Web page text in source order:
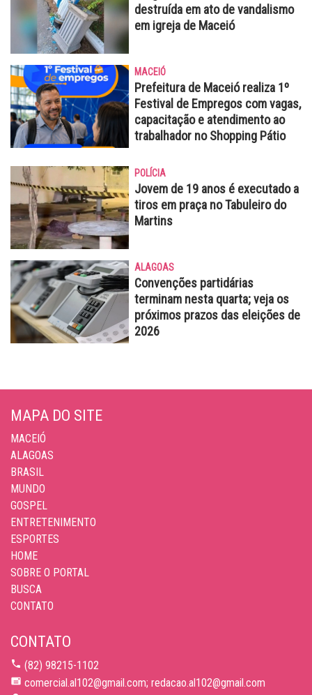
destruída em ato de vandalismo
em igreja de Maceió
MACEIÓ
Prefeitura de Maceió realiza 1º
Festival de Empregos com vagas,
capacitação e atendimento ao
trabalhador no Shopping Pátio
POLÍCIA
Jovem de 19 anos é executado a
tiros em praça no Tabuleiro do
Martins
ALAGOAS
Convenções partidárias
terminam nesta quarta; veja os
próximos prazos das eleições de
2026
MAPA DO SITE
MACEIÓ
ALAGOAS
BRASIL
MUNDO
GOSPEL
ENTRETENIMENTO
ESPORTES
HOME
SOBRE O PORTAL
BUSCA
CONTATO
CONTATO
(82) 98215-1102
comercial.al102@gmail.com; redacao.al102@gmail.com